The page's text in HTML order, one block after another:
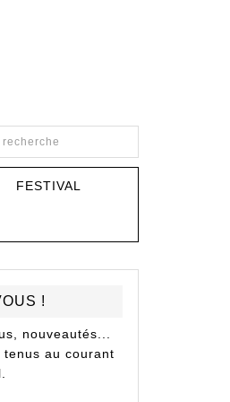
FESTIVAL
!
nouveautés...
au courant